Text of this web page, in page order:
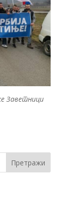
Заветници